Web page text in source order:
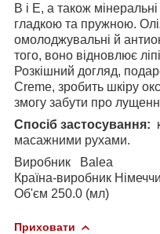
В і Е, а також
гладкою та пружною.
омолоджувальні й
того, воно відновлює
Розкішний догляд,
Creme, зробить шкіру
змогу забути про
Спосіб застосування:
масажними рухами.
Виробник Balea
Країна-виробник
Об'єм 250.0 (мл)
Приховати